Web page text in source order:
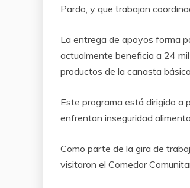
Pardo, y que trabajan
La entrega de apoyos forma
actualmente beneficia a 24
productos de la canasta
Este programa está dirigido a
enfrentan inseguridad
Como parte de la gira de
visitaron el Comedor